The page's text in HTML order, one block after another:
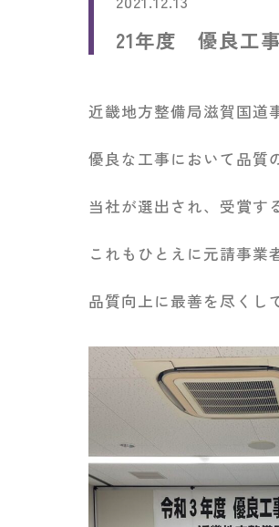
21年度 優良工
近畿地方整備局滋賀国道
優良な工事において品質
当社が選出され、受賞す
これもひとえに元請事業
品質向上に最善を尽くし